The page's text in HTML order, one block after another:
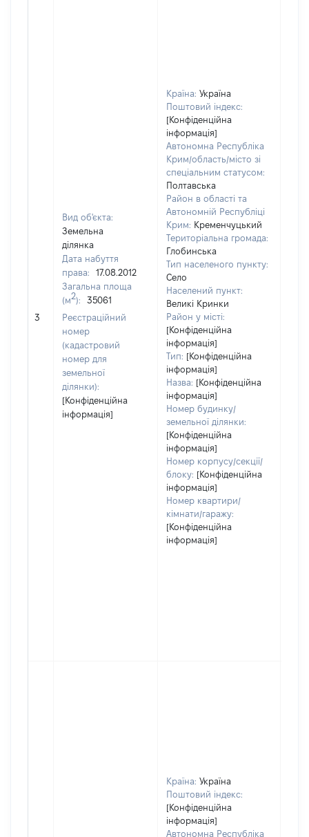
3
Вид об'єкта:
Земельна
ділянка
Дата набуття
права:
17.08.2012
Загальна площа
(м2):
35061
Реєстраційний
номер
(кадастровий
номер для
земельної
ділянки):
[Конфіденційна
інформація]
Країна: Україна
Поштовий індекс:
[Конфіденційна
інформація]
Автономна Республіка
Крим/область/місто зі
спеціальним статусом:
Полтавська
Район в області та
Автономній Республіці
Крим: Кременчуцький
Територіальна громада:
Глобинська
Тип населеного пункту:
Село
Населений пункт:
Великі Кринки
Район у місті:
[Конфіденційна
інформація]
Тип: [Конфіденційна
інформація]
Назва: [Конфіденційна
інформація]
Номер будинку/
земельної ділянки:
[Конфіденційна
інформація]
Номер корпусу/секції/
блоку: [Конфіденційна
інформація]
Номер квартири/
кімнати/гаражу:
[Конфіденційна
інформація]
Країна: Україна
Поштовий індекс:
[Конфіденційна
інформація]
Автономна Республіка